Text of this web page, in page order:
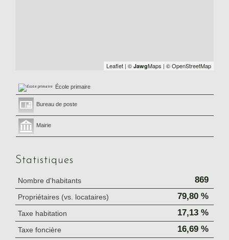
Leaflet | © JawgMaps | © OpenStreetMap
École primaire
Bureau de poste
Mairie
Statistiques
Nombre d'habitants 869
Propriétaires (vs. locataires) 79,80 %
Taxe habitation 17,13 %
Taxe foncière 16,69 %